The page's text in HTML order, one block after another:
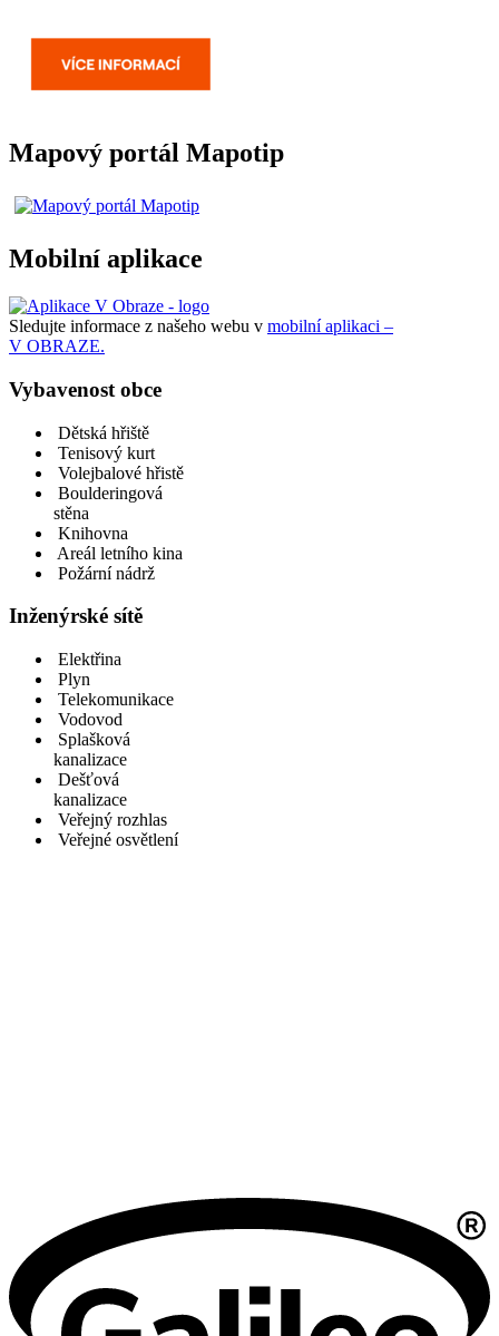
Mapový portál Mapotip
Mobilní aplikace
Sledujte informace z našeho webu v mobilní aplikaci –
V OBRAZE.
Vybavenost obce
Dětská hřiště
Tenisový kurt
Volejbalové hřistě
Boulderingová
stěna
Knihovna
Areál letního kina
Požární nádrž
Inženýrské sítě
Elektřina
Plyn
Telekomunikace
Vodovod
Splašková
kanalizace
Dešťová
kanalizace
Veřejný rozhlas
Veřejné osvětlení